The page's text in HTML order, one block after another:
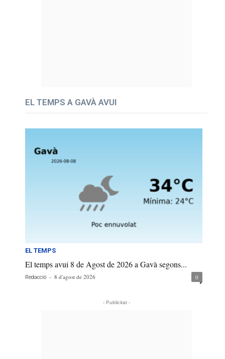
EL TEMPS A GAVÀ AVUI
EL TEMPS
El temps avui 8 de Agost de 2026 a Gavà segons...
Redacció - 8 d'agost de 2026 0
- Publicitat -